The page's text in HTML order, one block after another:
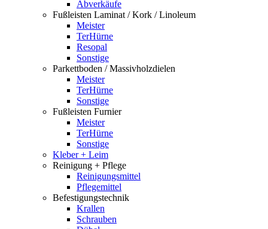
Abverkäufe
Fußleisten Laminat / Kork / Linoleum
Meister
TerHürne
Resopal
Sonstige
Parkettboden / Massivholzdielen
Meister
TerHürne
Sonstige
Fußleisten Furnier
Meister
TerHürne
Sonstige
Kleber + Leim
Reinigung + Pflege
Reinigungsmittel
Pflegemittel
Befestigungstechnik
Krallen
Schrauben